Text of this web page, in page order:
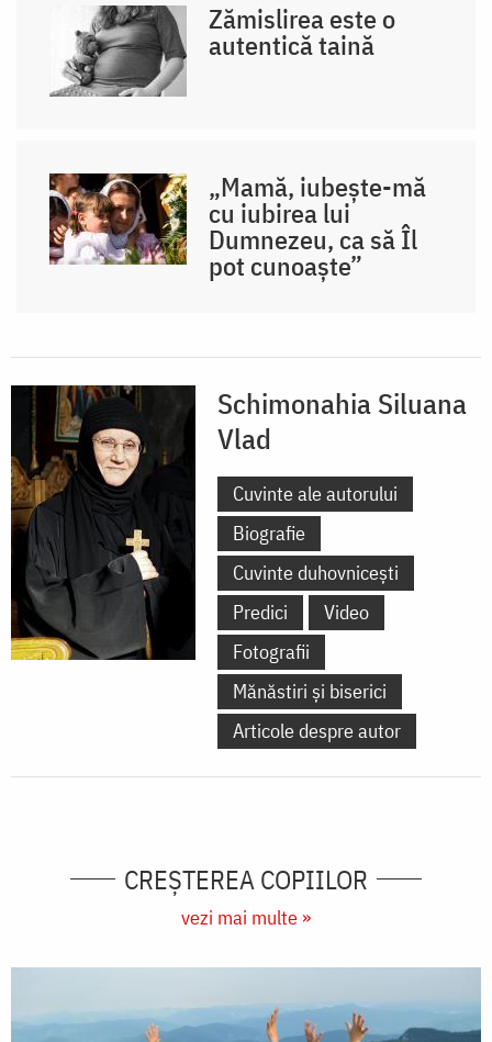
Zămislirea este o
autentică taină
„Mamă, iubește-mă
cu iubirea lui
Dumnezeu, ca să Îl
pot cunoaște”
Schimonahia Siluana
Vlad
Cuvinte ale autorului
Biografie
Cuvinte duhovnicești
Predici
Video
Fotografii
Mănăstiri și biserici
Articole despre autor
CREŞTEREA COPIILOR
vezi mai multe »